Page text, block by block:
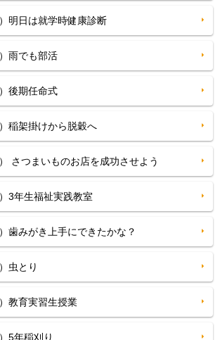
明日は就学時健康診断
雨でも部活
後期任命式
稲架掛けから脱穀へ
さつまいものお店を成功させよう
3年生福祉実践教室
歯みがき上手にできたかな？
虫とり
教育実習生授業
5年稲刈り